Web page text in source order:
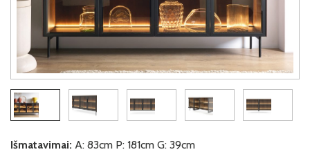
Išmatavimai: A: 83cm P: 181cm G: 39cm